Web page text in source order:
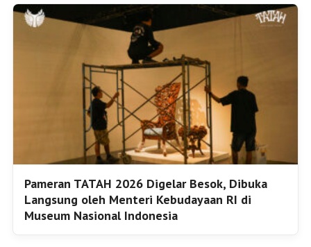
Pameran TATAH 2026 Digelar Besok, Dibuka
Langsung oleh Menteri Kebudayaan RI di
Museum Nasional Indonesia